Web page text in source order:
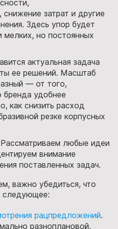
затрат и другие
Здесь упор будет
но постоянных
актуальная задача
ее решений. Масштаб
— от того,
бренда удобнее
как снизить расход
резке корпусных
любые идеи
внимание
поставленных задач.
важно убедиться, что
следующее:
рацпредложений.
разноплановой,